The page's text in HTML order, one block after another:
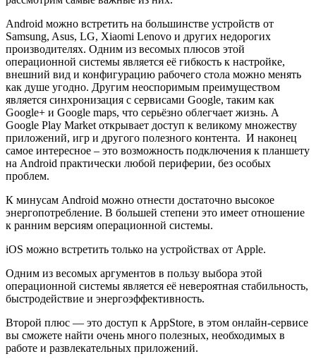
Android можно встретить на большинстве устройств от
Samsung, Asus, LG, Xiaomi Lenovo и других недорогих
производителях. Одним из весомых плюсов этой
операционной системы является её гибкость к настройке,
внешний вид и конфигурацию рабочего стола можно менять
как душе угодно. Другим неоспоримым преимуществом
является синхронизация с сервисами Google, таким как
Google+ и Google maps, что серьёзно облегчает жизнь. A
Google Play Market открывает доступ к великому множеству
приложений, игр и другого полезного контента. И наконец
самое интересное – это возможность подключения к планшету
на Android практически любой периферии, без особых
проблем.
К минусам Android можно отнести достаточно высокое
энергопотребление. В большей степени это имеет отношение
к ранним версиям операционной системы.
iOS можно встретить только на устройствах от Apple.
Одним из весомых аргументов в пользу выбора этой
операционной системы является её невероятная стабильность,
быстродействие и энергоэффективность.
Второй плюс — это доступ к AppStore, в этом онлайн-сервисе
вы сможете найти очень много полезных, необходимых в
работе и развлекательных приложений.